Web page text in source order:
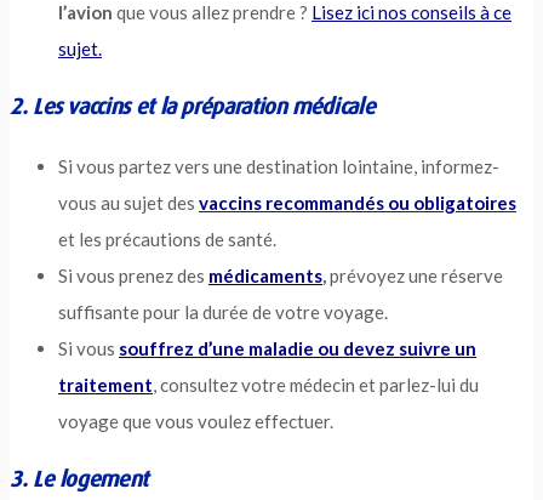
l’avion que vous allez prendre ? Lisez ici nos conseils à ce
sujet.
2. Les vaccins et la préparation médicale
Si vous partez vers une destination lointaine, informez-
vous au sujet des vaccins recommandés ou obligatoires
et les précautions de santé.
Si vous prenez des médicaments,prévoyez une réserve
suffisante pour la durée de votre voyage.
Si vous souffrez d’une maladie ou devez suivre un
traitement, consultez votre médecin et parlez-lui du
voyage que vous voulez effectuer.
3. Le logement